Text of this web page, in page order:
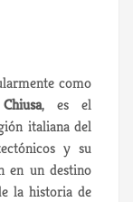
como
, es el
italiana del
y su
en un destino
la historia de